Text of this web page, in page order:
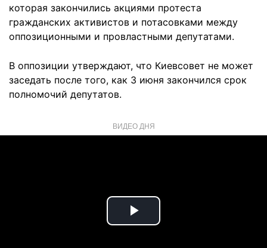
которая закончились акциями протеста
гражданских активистов и потасовками между
оппозиционными и провластными депутатами.
В оппозиции утверждают, что Киевсовет не может
заседать после того, как 3 июня закончился срок
полномочий депутатов.
ВИДЕО ДНЯ
Play